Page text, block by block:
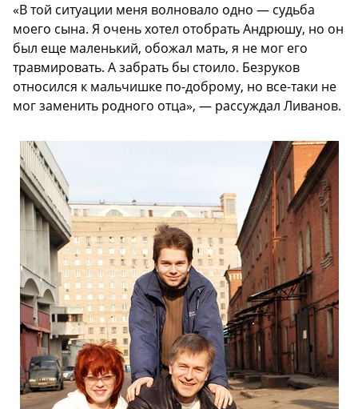
«В той ситуации меня волновало одно — судьба
моего сына. Я очень хотел отобрать Андрюшу, но он
был еще маленький, обожал мать, я не мог его
травмировать. А забрать бы стоило. Безруков
относился к мальчишке по-доброму, но все-таки не
мог заменить родного отца», — рассуждал Ливанов.